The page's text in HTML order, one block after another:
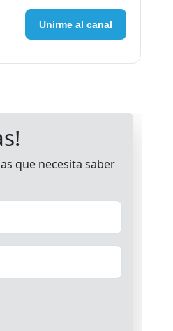
Unirme al canal